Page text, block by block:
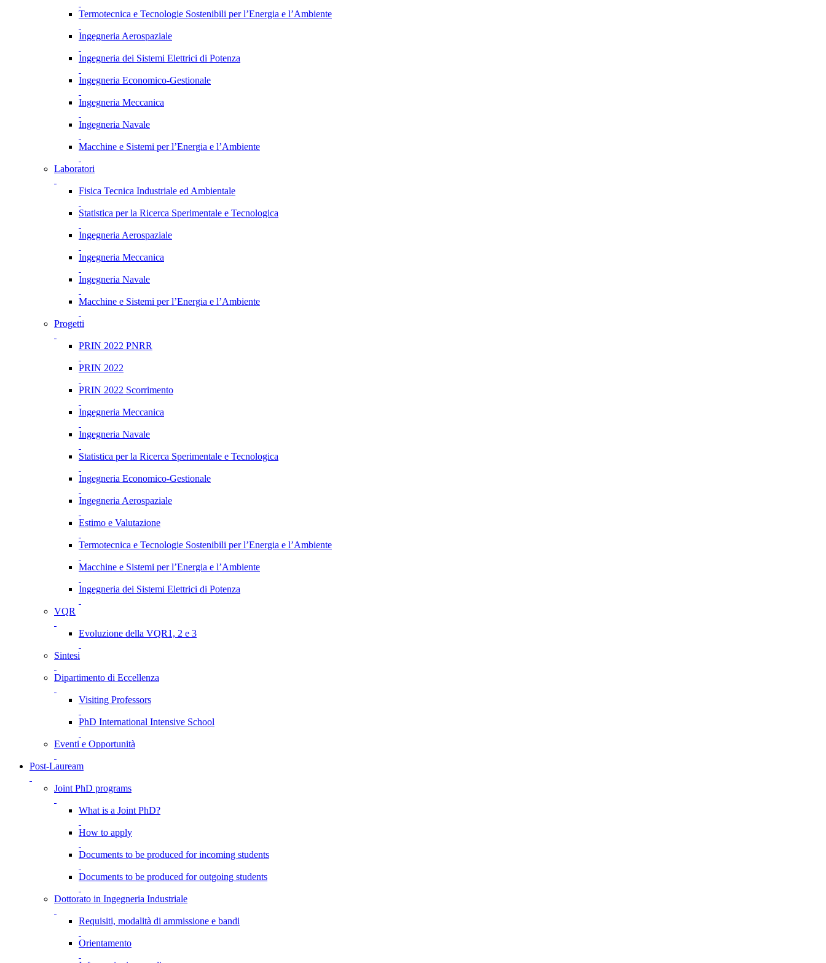
Termotecnica e Tecnologie Sostenibili per l’Energia e l’Ambiente
Ingegneria Aerospaziale
Ingegneria dei Sistemi Elettrici di Potenza
Ingegneria Economico-Gestionale
Ingegneria Meccanica
Ingegneria Navale
Macchine e Sistemi per l’Energia e l’Ambiente
Laboratori
Fisica Tecnica Industriale ed Ambientale
Statistica per la Ricerca Sperimentale e Tecnologica
Ingegneria Aerospaziale
Ingegneria Meccanica
Ingegneria Navale
Macchine e Sistemi per l’Energia e l’Ambiente
Progetti
PRIN 2022 PNRR
PRIN 2022
PRIN 2022 Scorrimento
Ingegneria Meccanica
Ingegneria Navale
Statistica per la Ricerca Sperimentale e Tecnologica
Ingegneria Economico-Gestionale
Ingegneria Aerospaziale
Estimo e Valutazione
Termotecnica e Tecnologie Sostenibili per l’Energia e l’Ambiente
Macchine e Sistemi per l’Energia e l’Ambiente
Ingegneria dei Sistemi Elettrici di Potenza
VQR
Evoluzione della VQR1, 2 e 3
Sintesi
Dipartimento di Eccellenza
Visiting Professors
PhD International Intensive School
Eventi e Opportunità
Post-Lauream
Joint PhD programs
What is a Joint PhD?
How to apply
Documents to be produced for incoming students
Documents to be produced for outgoing students
Dottorato in Ingegneria Industriale
Requisiti, modalità di ammissione e bandi
Orientamento